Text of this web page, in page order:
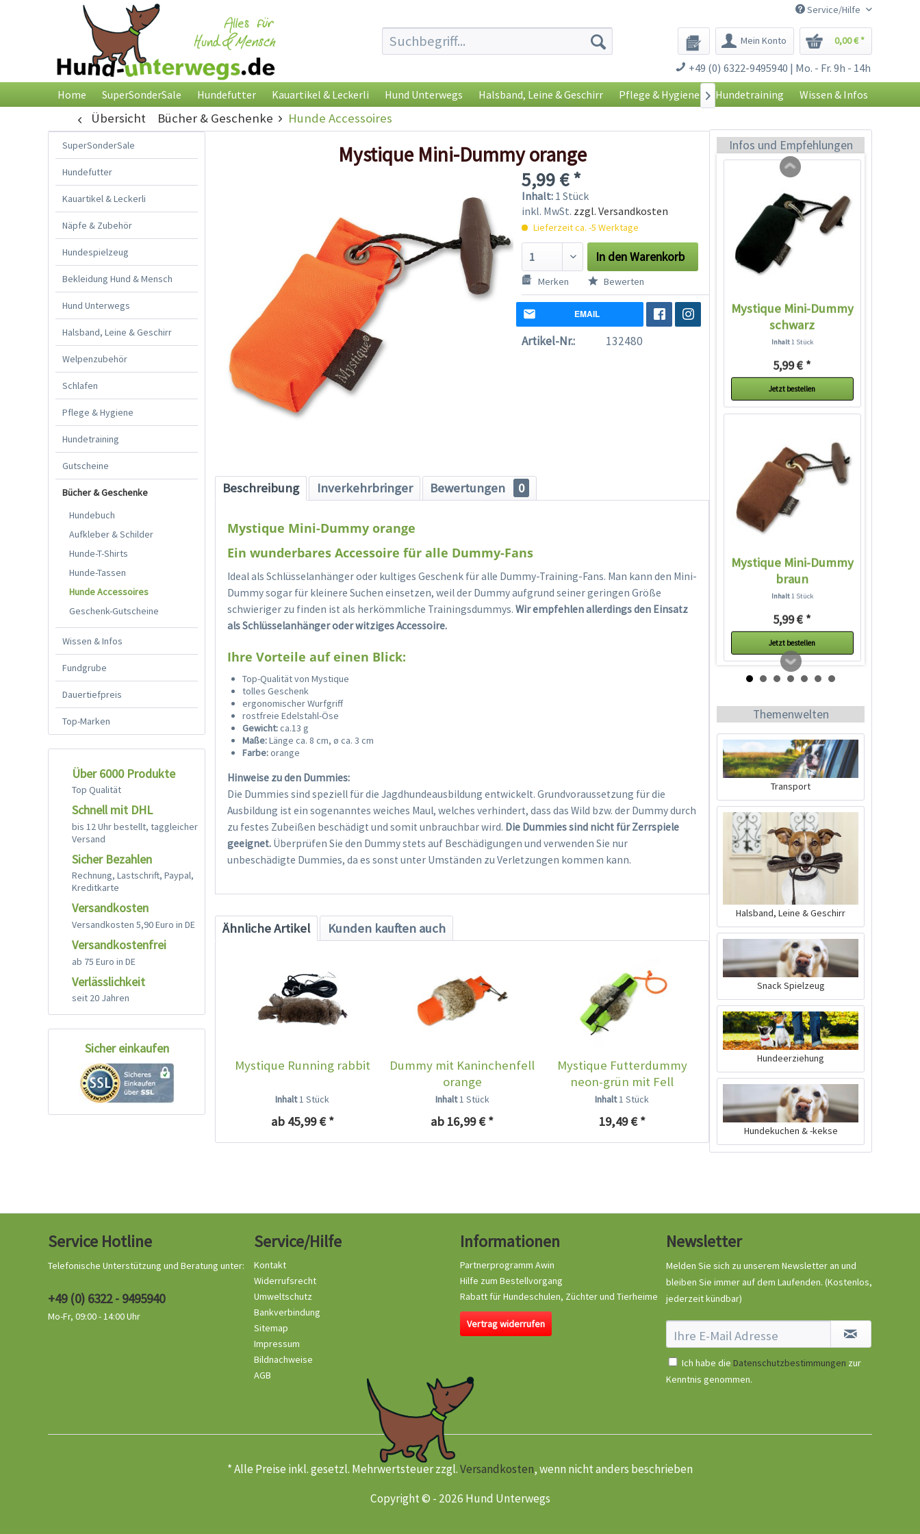
Service/Hilfe
Mein Konto 0,00 € *
+49 (0) 6322-9495940 | Mo. - Fr. 9h - 14h
Home SuperSonderSale Hundefutter Kauartikel & Leckerli Hund Unterwegs Halsband, Leine & Geschirr Pflege & Hygiene Hundetraining Wissen & Infos

Übersicht Bücher & Geschenke Hunde Accessoires
SuperSonderSale
Hundefutter
Kauartikel & Leckerli
Näpfe & Zubehör
Hundespielzeug
Bekleidung Hund & Mensch
Hund Unterwegs
Halsband, Leine & Geschirr
Welpenzubehör
Schlafen
Pflege & Hygiene
Hundetraining
Gutscheine
Bücher & Geschenke
Hundebuch
Aufkleber & Schilder
Hunde-T-Shirts
Hunde-Tassen
Hunde Accessoires
Geschenk-Gutscheine
Wissen & Infos
Fundgrube
Dauertiefpreis
Top-Marken
Über 6000 Produkte
Top Qualität
Schnell mit DHL
bis 12 Uhr bestellt, taggleicher
Versand
Sicher Bezahlen
Rechnung, Lastschrift, Paypal,
Kreditkarte
Versandkosten
Versandkosten 5,90 Euro in DE
Versandkostenfrei
ab 75 Euro in DE
Verlässlichkeit
seit 20 Jahren
Sicher einkaufen
Mystique Mini-Dummy orange
5,99 € *
Inhalt: 1 Stück
inkl. MwSt. zzgl. Versandkosten
Lieferzeit ca. -5 Werktage
In den Warenkorb
Merken Bewerten
EMAIL
Artikel-Nr.: 132480
Beschreibung Inverkehrbringer Bewertungen 0
Mystique Mini-Dummy orange
Ein wunderbares Accessoire für alle Dummy-Fans
Ideal als Schlüsselanhänger oder kultiges Geschenk für alle Dummy-Training-Fans. Man kann den Mini-
Dummy sogar für kleinere Suchen einsetzen, weil der Dummy aufgrund seiner geringen Größe
schwieriger zu finden ist als herkömmliche Trainingsdummys.Wir empfehlen allerdings den Einsatz
als Schlüsselanhänger oder witziges Accessoire.
Ihre Vorteile auf einen Blick:
Top-Qualität von Mystique
tolles Geschenk
ergonomischer Wurfgriff
rostfreie Edelstahl-Öse
Gewicht:ca.13 g
Maße:Länge ca. 8 cm, ø ca. 3 cm
Farbe:orange
Hinweise zu den Dummies:
Die Dummies sind speziell für die Jagdhundeausbildung entwickelt. Grundvoraussetzung für die
Ausbildung ist ein sogenanntes weiches Maul, welches verhindert, dass das Wild bzw. der Dummy durch
zu festes Zubeißen beschädigt und somit unbrauchbar wird. Die Dummies sind nicht für Zerrspiele
geeignet. Überprüfen Sie den Dummy stets auf Beschädigungen und verwenden Sie nur
unbeschädigte Dummies, da es sonst unter Umständen zu Verletzungen kommen kann.
Ähnliche Artikel Kunden kauften auch
Mystique Running rabbit
Inhalt1 Stück
ab 45,99 € *
Dummy mit Kaninchenfell
orange
Inhalt1 Stück
ab 16,99 € *
Mystique Futterdummy
neon-grün mit Fell
Inhalt1 Stück
19,49 € *
Infos und Empfehlungen
Mystique Mini-Dummy
orange reflektierend
7,49 € *
Mystique Mini-Dummy
schwarz
Inhalt1 Stück
5,99 € *
Jetzt bestellen
Mystique Mini-Dummy
braun
Inhalt1 Stück
5,99 € *
Jetzt bestellen
Mystique Mini-Dummy
weinrot
Inhalt1 Stück
5,99 € *
Jetzt bestellen
Mystique Mini-Dummy
hellblau
Inhalt1 Stück
5,99 € *
Jetzt bestellen
Mystique Minidummy
mit Fell khaki
Inhalt 1 Stück
Themenwelten
Transport
Halsband, Leine & Geschirr
Snack Spielzeug
Hundeerziehung
Hundekuchen & -kekse
Service Hotline
Telefonische Unterstützung und Beratung unter:
+49 (0) 6322 - 9495940
Mo-Fr, 09:00 - 14:00 Uhr
Service/Hilfe
Kontakt
Widerrufsrecht
Umweltschutz
Bankverbindung
Sitemap
Impressum
Bildnachweise
AGB
Informationen
Partnerprogramm Awin
Hilfe zum Bestellvorgang
Rabatt für Hundeschulen, Züchter und Tierheime
Vertrag widerrufen
Newsletter
Melden Sie sich zu unserem Newsletter an und
bleiben Sie immer auf dem Laufenden. (Kostenlos,
jederzeit kündbar)
Ich habe die Datenschutzbestimmungen zur
Kenntnis genommen.
* Alle Preise inkl. gesetzl. Mehrwertsteuer zzgl.Versandkosten, wenn nicht anders beschrieben
Copyright © - 2026 Hund Unterwegs